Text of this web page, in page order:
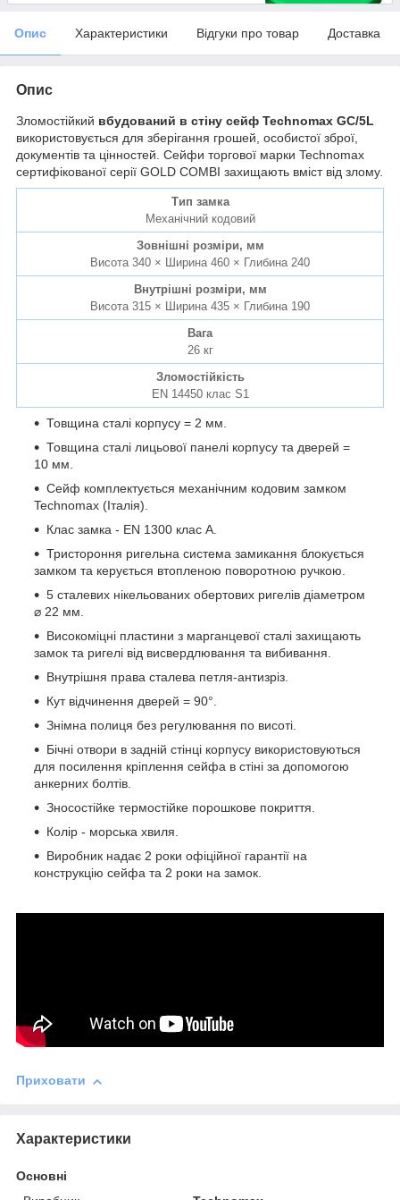
Опис Характеристики Відгуки про товар Доставка
Опис
Зломостійкий вбудований в стіну сейф Technomax GC/5L
використовується для зберігання грошей, особистої зброї,
документів та цінностей. Сейфи торгової марки Technomax
сертифікованої серії GOLD COMBI захищають вміст від злому.
Тип замка
Механічний кодовий
Зовнішні розміри, мм
Висота 340 × Ширина 460 × Глибина 240
Внутрішні розміри, мм
Висота 315 × Ширина 435 × Глибина 190
Вага
26 кг
Зломостійкість
EN 14450 клас S1
Товщина сталі корпусу = 2 мм.
Товщина сталі лицьової панелі корпусу та дверей =
10 мм.
Сейф комплектується механічним кодовим замком
Technomax (Італія).
Клас замка - EN 1300 клас A.
Тристороння ригельна система замикання блокується
замком та керується втопленою поворотною ручкою.
5 сталевих нікельованих обертових ригелів діаметром
⌀ 22 мм.
Високоміцні пластини з марганцевої сталі захищають
замок та ригелі від висвердлювання та вибивання.
Внутрішня права сталева петля-антизріз.
Кут відчинення дверей = 90°.
Знімна полиця без регулювання по висоті.
Бічні отвори в задній стінці корпусу використовуються
для посилення кріплення сейфа в стіні за допомогою
анкерних болтів.
Зносостійке термостійке порошкове покриття.
Колір - морська хвиля.
Виробник надає 2 роки офіційної гарантії на
конструкцію сейфа та 2 роки на замок.
Приховати
Характеристики
Основні